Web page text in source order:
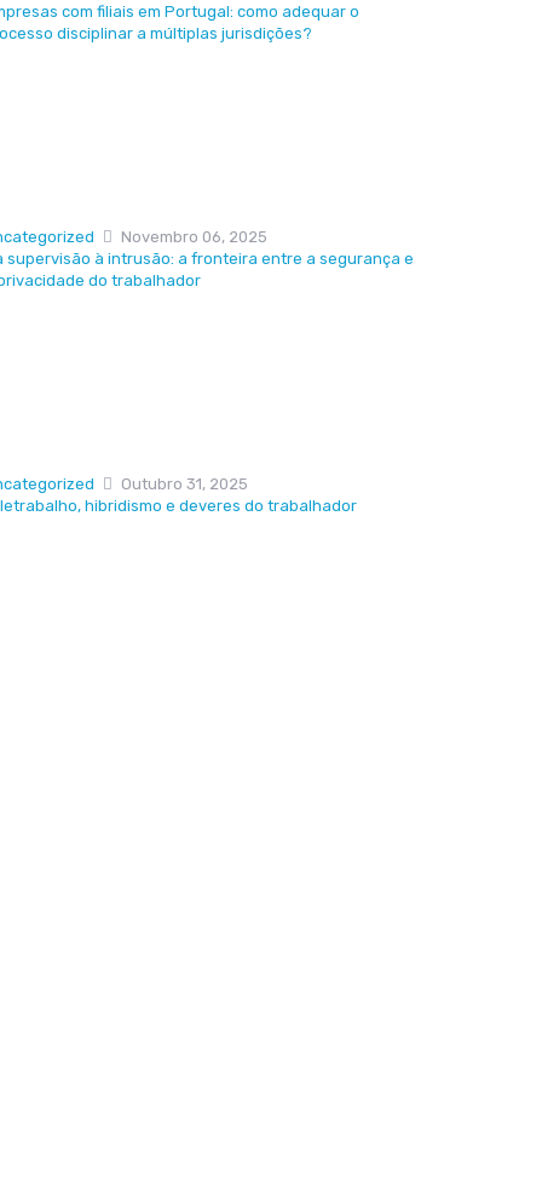
com filiais em Portugal: como adequar o
disciplinar a múltiplas jurisdições?
Novembro 06, 2025
supervisão à intrusão: a fronteira entre a segurança e
do trabalhador
Outubro 31, 2025
hibridismo e deveres do trabalhador